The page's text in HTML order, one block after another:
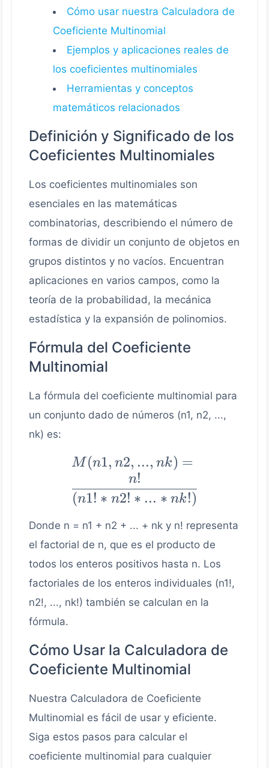
Cómo usar nuestra Calculadora de
Coeficiente Multinomial
Ejemplos y aplicaciones reales de
los coeficientes multinomiales
Herramientas y conceptos
matemáticos relacionados
Definición y Significado de los
Coeficientes Multinomiales
Los coeficientes multinomiales son
esenciales en las matemáticas
combinatorias, describiendo el número de
formas de dividir un conjunto de objetos en
grupos distintos y no vacíos. Encuentran
aplicaciones en varios campos, como la
teoría de la probabilidad, la mecánica
estadística y la expansión de polinomios.
Fórmula del Coeficiente
Multinomial
La fórmula del coeficiente multinomial para
un conjunto dado de números (n1, n2, ...,
nk) es:
M(n1, n2,
..., nk) =
\dfrac{n!}
n2! * ... *
nk!)}
M (n1, n2, ..., nk) =
(n1! ∗ n2! ∗ ... ∗ nk!)
n!
Donde n = n1 + n2 + ... + nk y n! representa
el factorial de n, que es el producto de
todos los enteros positivos hasta n. Los
factoriales de los enteros individuales (n1!,
n2!, ..., nk!) también se calculan en la
fórmula.
Cómo Usar la Calculadora de
Coeficiente Multinomial
Nuestra Calculadora de Coeficiente
Multinomial es fácil de usar y eficiente.
Siga estos pasos para calcular el
coeficiente multinomial para cualquier